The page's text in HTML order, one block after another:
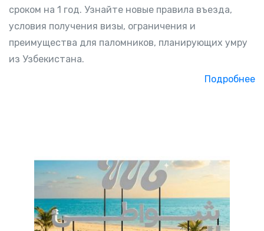
сроком на 1 год. Узнайте новые правила въезда,
условия получения визы, ограничения и
преимущества для паломников, планирующих умру
из Узбекистана.
Подробнее